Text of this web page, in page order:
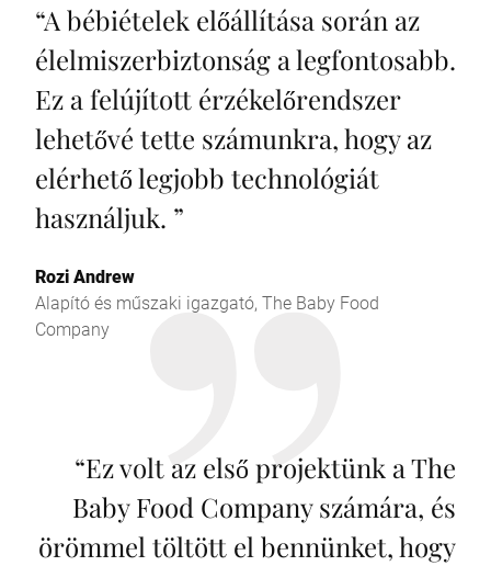
“A bébiételek előállítása során az
élelmiszerbiztonság a legfontosabb.
Ez a felújított érzékelőrendszer
lehetővé tette számunkra, hogy az
elérhető legjobb technológiát
használjuk. ”
Rozi Andrew
Alapító és műszaki igazgató, The Baby Food
Company
“Ez volt az első projektünk a The
Baby Food Company számára, és
örömmel töltött el bennünket, hogy